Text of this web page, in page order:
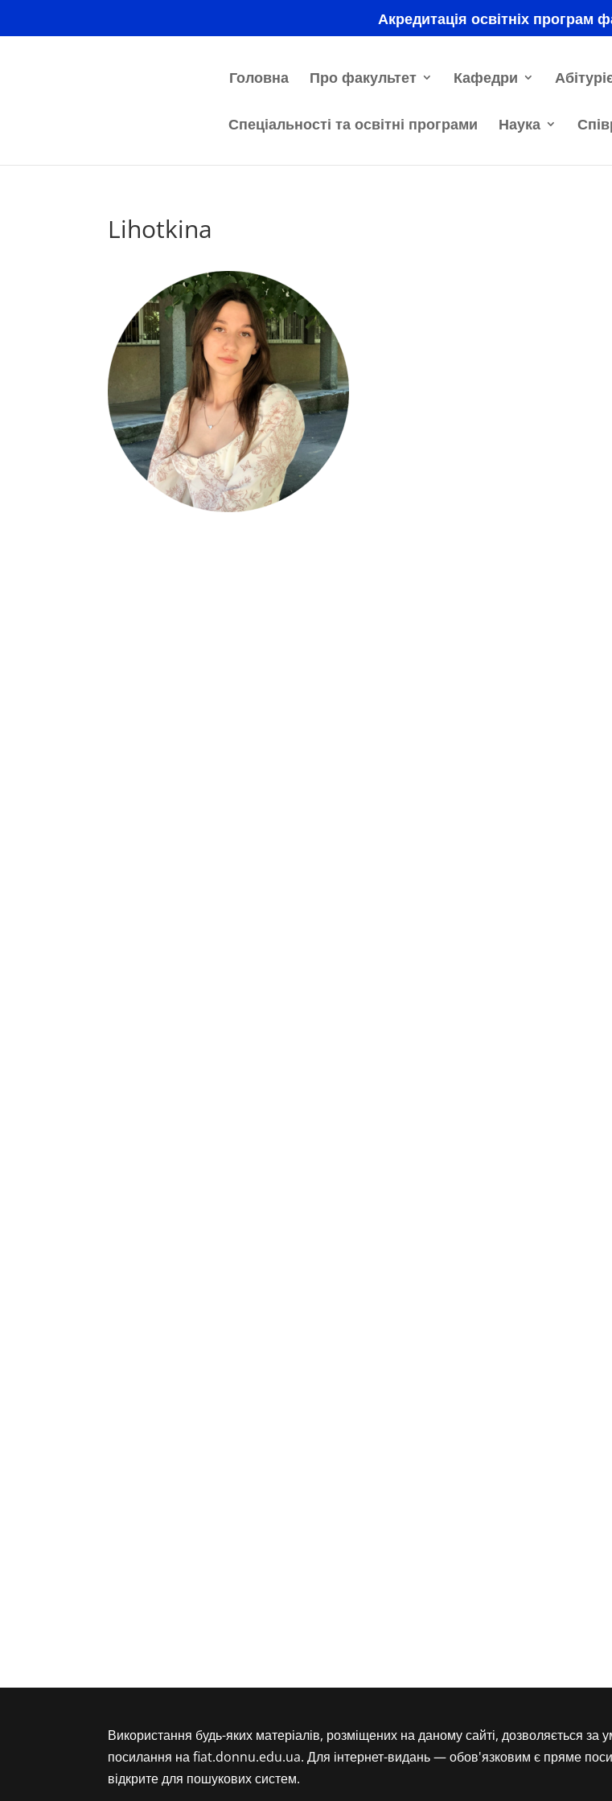
Акредитація освітніх програм
Головна Про факультет Кафедри
Спеціальності та освітні програми Наука
Lihotkina
Використання будь-яких матеріалів, розміщених на даному сайті, дозволяється за
посилання на fiat.donnu.edu.ua. Для інтернет-видань — обов'язковим є пряме
відкрите для пошукових систем.